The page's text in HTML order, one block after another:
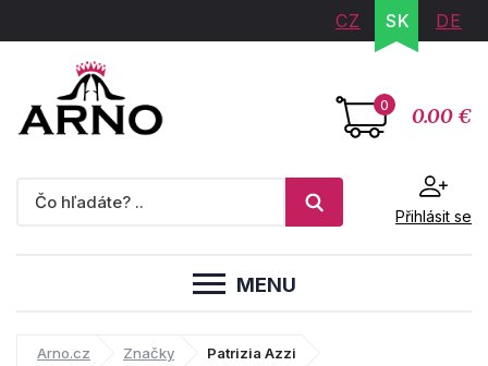
CZ SK DE
0 0.00 €
Přihlásit se
MENU
Arno.cz Značky Patrizia Azzi